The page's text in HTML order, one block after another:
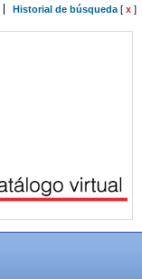
Historial de búsqueda[ x ]